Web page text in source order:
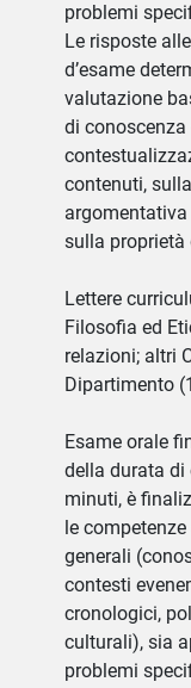
problemi
Le risposte
d’esame
valutazione
di conoscenza
contenuti,
sulla
Lettere
Filosofia ed
relazioni; altri
Dipartimento
Esame orale
della durata di
minuti, è
le
generali
contesti
cronologici,
culturali), sia
problemi